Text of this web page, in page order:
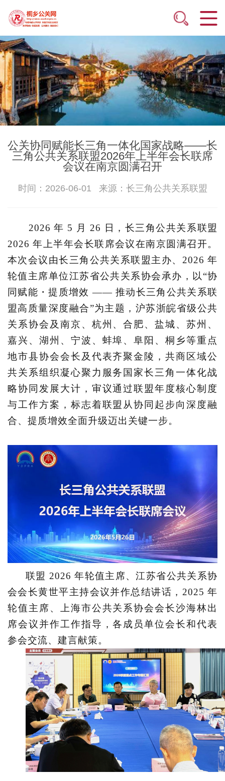
公关协同赋能长三角一体化国家战略——长
三角公共关系联盟2026年上半年会长联席
会议在南京圆满召开
时间：2026-06-01 来源：长三角公共关系联盟
2026 年 5 月 26 日，长三角公共关系联盟
2026 年上半年会长联席会议在南京圆满召开。
本次会议由长三角公共关系联盟主办、2026 年
轮值主席单位江苏省公共关系协会承办，以“协
同赋能・提质增效 —— 推动长三角公共关系联
盟高质量深度融合”为主题，沪苏浙皖省级公共
关系协会及南京、杭州、合肥、盐城、苏州、
嘉兴、湖州、宁波、蚌埠、阜阳、桐乡等重点
地市县协会会长及代表齐聚金陵，共商区域公
共关系组织凝心聚力服务国家长三角一体化战
略协同发展大计，审议通过联盟年度核心制度
与工作方案，标志着联盟从协同起步向深度融
合、提质增效全面升级迈出关键一步。
联盟 2026 年轮值主席、江苏省公共关系协
会会长黄世平主持会议并作总结讲话，2025 年
轮值主席、上海市公共关系协会会长沙海林出
席会议并作工作指导，各成员单位会长和代表
参会交流、建言献策。